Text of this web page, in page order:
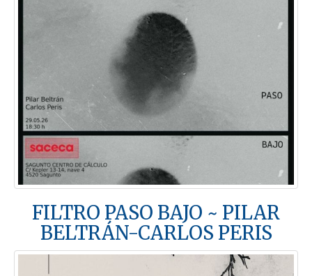
FILTRO PASO BAJO ~ PILAR
BELTRÁN-CARLOS PERIS